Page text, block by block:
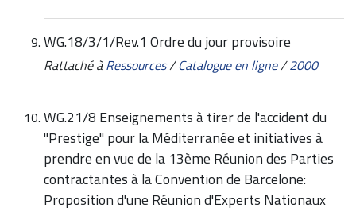
WG.18/3/1/Rev.1 Ordre du jour provisoire
Rattaché à Ressources/Catalogue en ligne/2000
WG.21/8 Enseignements à tirer de l'accident du
"Prestige" pour la Méditerranée et initiatives à
prendre en vue de la 13ème Réunion des Parties
contractantes à la Convention de Barcelone:
Proposition d'une Réunion d'Experts Nationaux